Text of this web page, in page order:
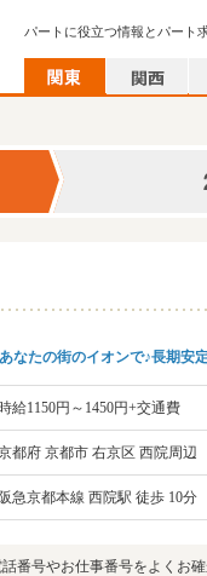
パートに役立つ情報とパート
あなたの街のイオンで♪長期
給1150円～1450円+交通費
都府 京都市 右京区 西院周辺
阪急京都本線 西院駅 徒歩 10分
番号やお仕事番号をよくお